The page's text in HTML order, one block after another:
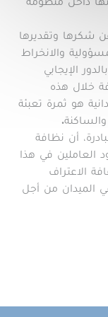
شكرها وتقديرها
والانخراط
الإيجابي
خلال هذه
هو ثمرة تعبئة
أن نظافة
العاملين في هذا
الاعتراف
الميدان من أجل